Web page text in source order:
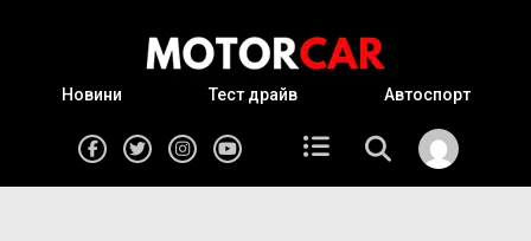
Новини Тест драйв Автоспорт